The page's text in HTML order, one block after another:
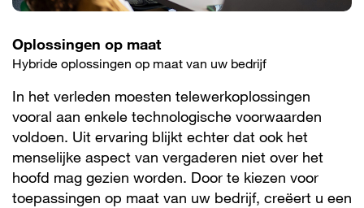
Oplossingen op maat
Hybride oplossingen op maat van uw bedrijf
In het verleden moesten telewerkoplossingen
vooral aan enkele technologische voorwaarden
voldoen. Uit ervaring blijkt echter dat ook het
menselijke aspect van vergaderen niet over het
hoofd mag gezien worden. Door te kiezen voor
toepassingen op maat van uw bedrijf, creëert u een